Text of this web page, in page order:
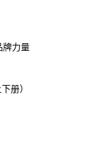
牌力量
册）